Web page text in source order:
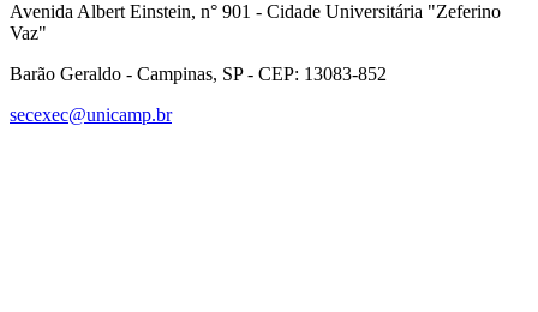
Avenida Albert Einstein, n° 901 - Cidade Universitária "Zeferino
Vaz"
Barão Geraldo - Campinas, SP - CEP: 13083-852
secexec@unicamp.br